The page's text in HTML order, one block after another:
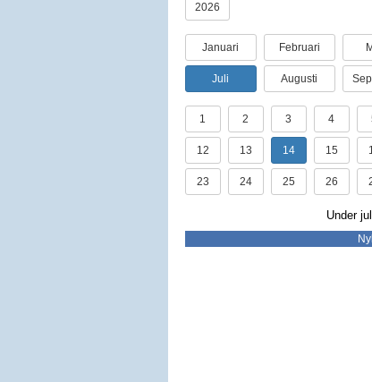
2026
Januari Februari
Juli Augusti
1 2 3 4
12 13 14 15
23 24 25 26
Under